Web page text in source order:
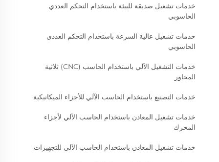
خدمات تشغيل صديقة للبيئة باستخدام التحكم العددي
الحاسوبي
خدمات تشغيل عالية السرعة باستخدام التحكم العددي
الحاسوبي
خدمات التشغيل الآلي باستخدام الحاسب (CNC) ثلاثية
المحاور
خدمات التصنيع باستخدام الحاسب الآلي للأجزاء الميكانيكية
خدمات تشغيل المعادن باستخدام الحاسب الآلي لأجزاء
المحرك
خدمات تشغيل المعادن باستخدام الحاسب الآلي للتجهيزات